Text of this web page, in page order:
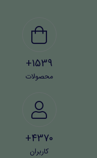
1539+
محصولات
4370+
کاربران